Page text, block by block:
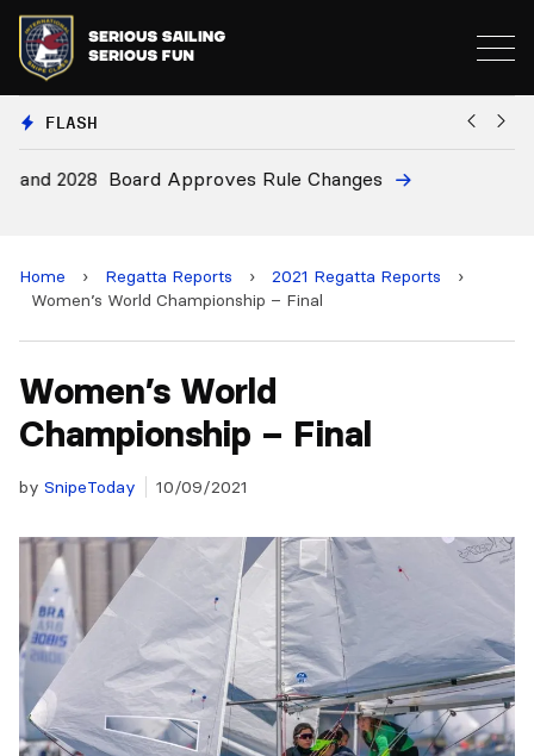
FLASH
Board Approves Rule Changes
Home › Regatta Reports › 2021 Regatta Reports
›
Women’s World Championship – Final
Women’s World
Championship – Final
by SnipeToday 10/09/2021